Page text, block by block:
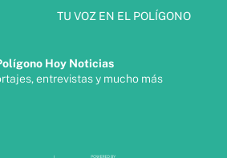
TU VOZ EN EL POLÍGONO
Hoy Noticias
entrevistas y mucho más